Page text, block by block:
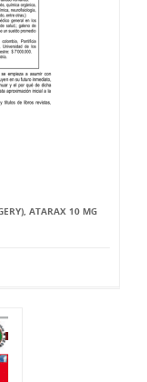
ATARAX 10 MG